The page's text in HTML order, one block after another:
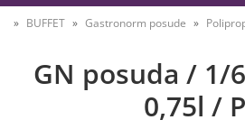
BUFFET Gastronorm posude
GN posuda / 1/
0,75l /